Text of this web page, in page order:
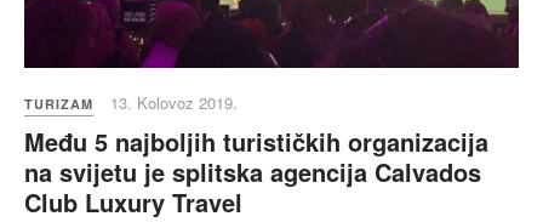
TURIZAM 13. Kolovoz 2019.
Među 5 najboljih turističkih organizacija
na svijetu je splitska agencija Calvados
Club Luxury Travel